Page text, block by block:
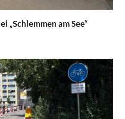
„Schlemmen am See“